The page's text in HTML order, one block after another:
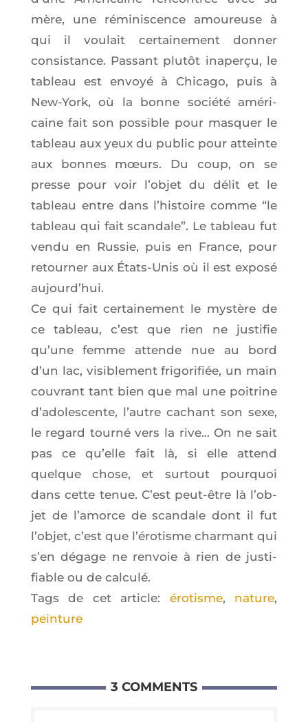
mère, une rémi­nis­cence amou­reuse à
qui il vou­lait cer­tai­ne­ment don­ner
consis­tance. Pas­sant plu­tôt inaper­çu, le
tableau est envoyé à Chi­ca­go, puis à
New-York, où la bonne socié­té amé­ri­
caine fait son pos­sible pour mas­quer le
tableau aux yeux du public pour atteinte
aux bonnes mœurs. Du coup, on se
presse pour voir l’ob­jet du délit et le
tableau entre dans l’his­toire comme “le
tableau qui fait scan­dale”. Le tableau fut
ven­du en Rus­sie, puis en France, pour
retour­ner aux États-Unis où il est expo­sé
aujourd’hui.
Ce qui fait cer­tai­ne­ment le mys­tère de
ce tableau, c’est que rien ne jus­ti­fie
qu’une femme attende nue au bord
d’un lac, visi­ble­ment fri­go­ri­fiée, un main
cou­vrant tant bien que mal une poi­trine
d’a­do­les­cente, l’autre cachant son sexe,
le regard tour­né vers la rive… On ne sait
pas ce qu’elle fait là, si elle attend
quelque chose, et sur­tout pour­quoi
dans cette tenue. C’est peut-être là l’ob­
jet de l’a­morce de scan­dale dont il fut
l’ob­jet, c’est que l’é­ro­tisme char­mant qui
s’en dégage ne ren­voie à rien de jus­ti­
fiable ou de calculé.
Tags de cet article: érotisme, nature,
peinture
3 COMMENTS